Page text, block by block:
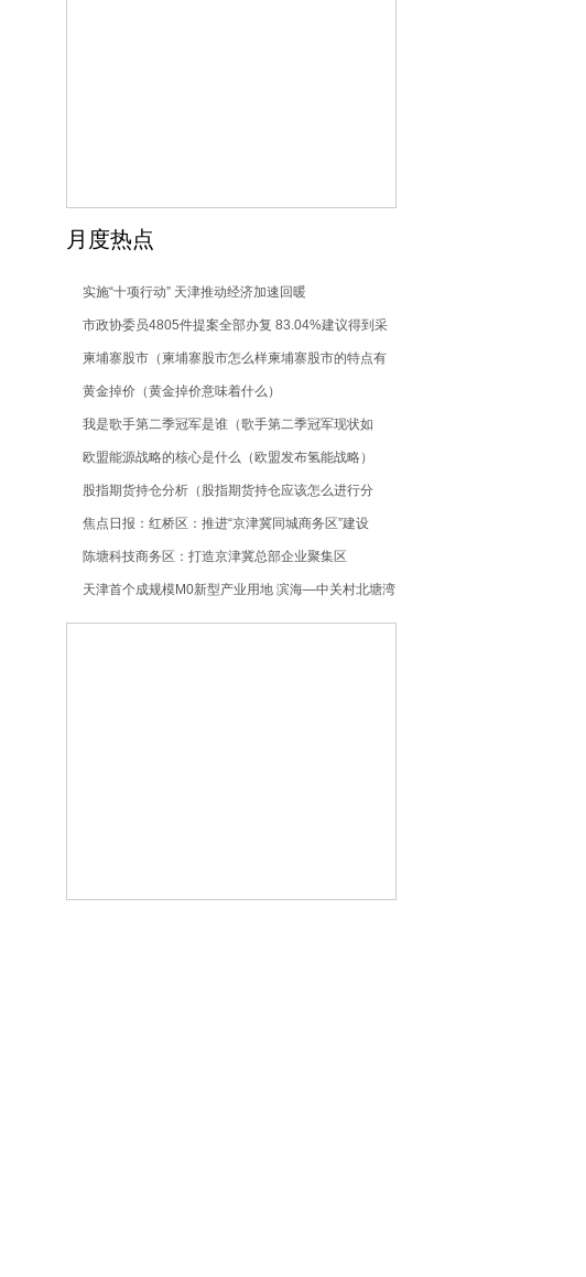
月度热点
实施“十项行动” 天津推动经济加速回暖
市政协委员4805件提案全部办复 83.04%建议得到采
纳 16.96%列入工作参考
柬埔寨股市（柬埔寨股市怎么样柬埔寨股市的特点有
哪些）
黄金掉价（黄金掉价意味着什么）
我是歌手第二季冠军是谁（歌手第二季冠军现状如
何）
欧盟能源战略的核心是什么（欧盟发布氢能战略）
股指期货持仓分析（股指期货持仓应该怎么进行分
析）
焦点日报：红桥区：推进“京津冀同城商务区”建设
陈塘科技商务区：打造京津冀总部企业聚集区
天津首个成规模M0新型产业用地 滨海—中关村北塘湾
数字经济产业园启动